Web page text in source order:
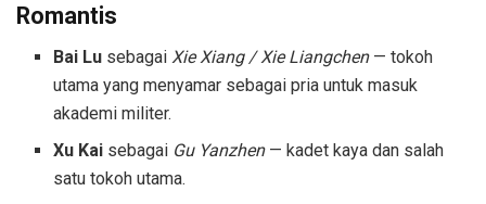
Romantis
Bai Lu sebagaiXie Xiang / Xie Liangchen— tokoh
utama yang menyamar sebagai pria untuk masuk
akademi militer.
Xu Kai sebagai Gu Yanzhen— kadet kaya dan salah
satu tokoh utama.